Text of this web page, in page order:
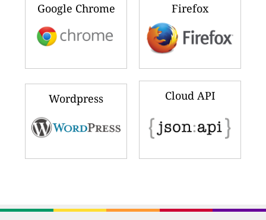
Google Chrome Firefox
Wordpress Cloud API